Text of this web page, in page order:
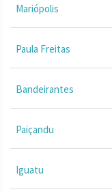
Mariópolis
Paula Freitas
Bandeirantes
Paiçandu
Iguatu